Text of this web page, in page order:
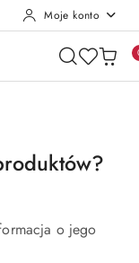
Moje konto
o jego